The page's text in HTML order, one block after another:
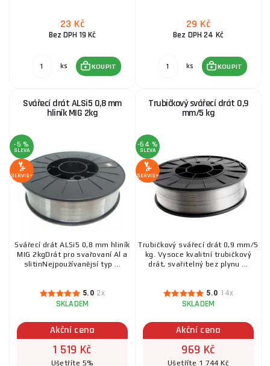
23 Kč
Bez DPH 19 Kč
ks KOUPIT
29 Kč
Bez DPH 24 Kč
ks KOUPIT
Svářecí drát ALSi5 0,8 mm
hliník MIG 2kg
-5 %
SLEVA
SERVIS+
Svářecí drát ALSi5 0,8 mm hliník
MIG 2kgDrát pro svařovaní Al a
slitinNejpoužívanějsí typ ...
5.0 2x
SKLADEM
Akční cena
1 519 Kč
Ušetříte 5%
Trubičkový svářecí drát 0,9
mm/5 kg
-64 %
SLEVA
SERVIS+
Trubičkový svářecí drát 0,9 mm/5
kg. Vysoce kvalitní trubičkový
drát, svařitelný bez plynu ...
5.0 14x
SKLADEM
Akční cena
969 Kč
Ušetříte 1 744 Kč